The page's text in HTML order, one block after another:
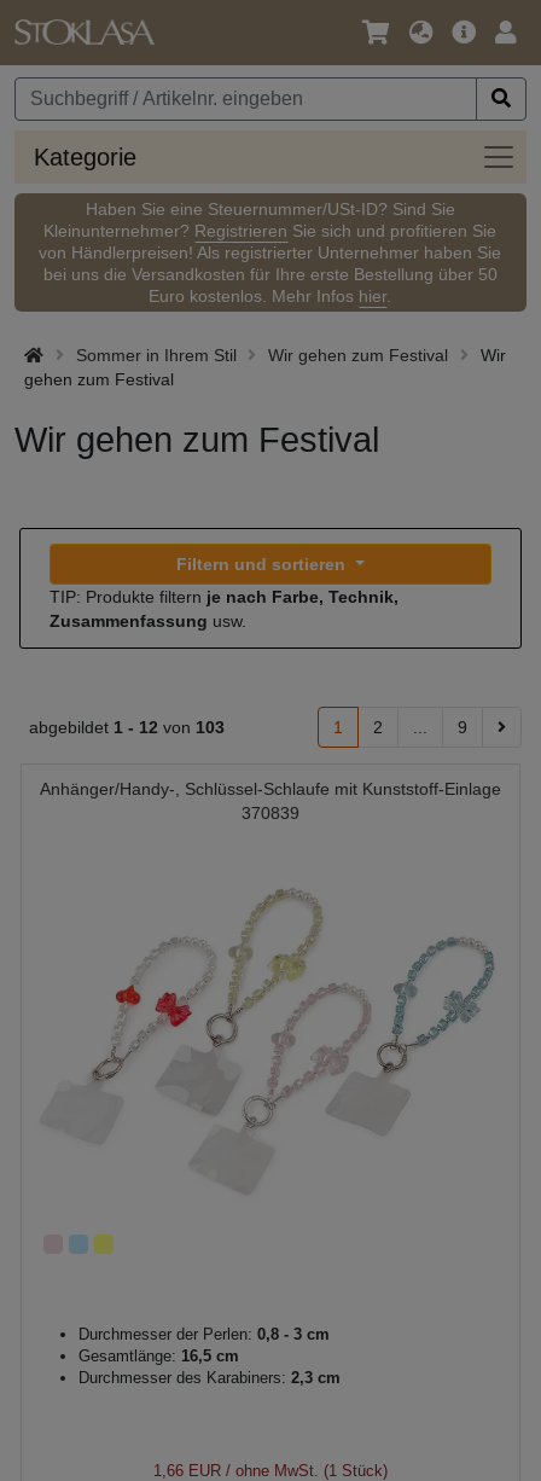
Sprache
Währung
Kategorie
Haben Sie eine Steuernummer/USt-ID? Sind Sie
Kleinunternehmer? Registrieren Sie sich und profitieren Sie
von Händlerpreisen! Als registrierter Unternehmer haben Sie
bei uns die Versandkosten für Ihre erste Bestellung über 50
Euro kostenlos. Mehr Infos hier.
Sommer in Ihrem Stil Wir gehen zum Festival
Wir
gehen zum Festival
Wir gehen zum Festival
Filtern und sortieren
TIP: Produkte filtern je nach Farbe, Technik,
Zusammenfassung usw.
abgebildet 1 - 12 von 103 1 2 9
Anhänger/Handy-, Schlüssel-Schlaufe mit Kunststoff-Einlage
370839
Durchmesser der Perlen: 0,8 - 3 cm
Gesamtlänge: 16,5 cm
Durchmesser des Karabiners: 2,3 cm
1,66 EUR / ohne MwSt. (1 Stück)